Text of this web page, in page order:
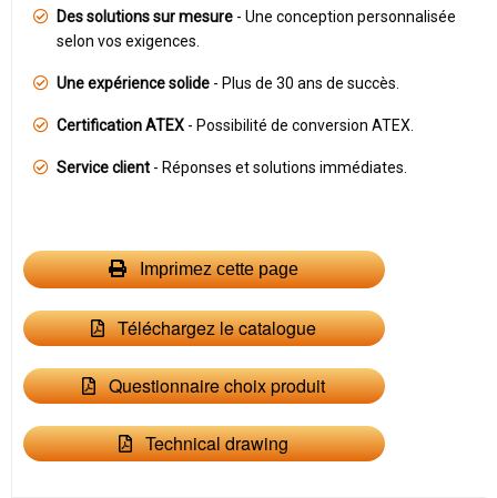
Des solutions sur mesure - Une conception personnalisée
selon vos exigences.
Une expérience solide - Plus de 30 ans de succès.
Certification ATEX - Possibilité de conversion ATEX.
Service client - Réponses et solutions immédiates.
Imprimez cette page
Téléchargez le catalogue
Questionnaire choix produit
Technical drawing